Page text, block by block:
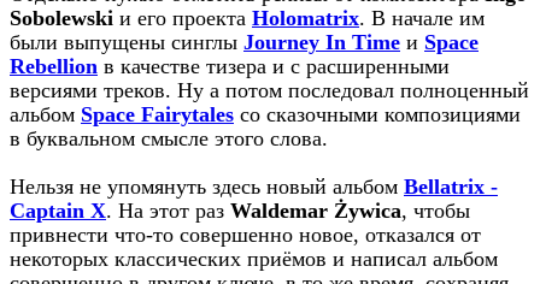
Sobolewski и его проекта Holomatrix. В начале им
были выпущены синглы Journey In Time и Space
Rebellion в качестве тизера и с расширенными
версиями треков. Ну а потом последовал полноценный
альбом Space Fairytales со сказочными композициями
в буквальном смысле этого слова.
Нельзя не упомянуть здесь новый альбом Bellatrix -
Captain X. На этот раз Waldemar Żywica, чтобы
привнести что-то совершенно новое, отказался от
некоторых классических приёмов и написал альбом